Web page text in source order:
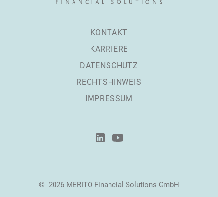
KONTAKT
KARRIERE
DATENSCHUTZ
RECHTSHINWEIS
IMPRESSUM
© 2026 MERITO Financial Solutions GmbH